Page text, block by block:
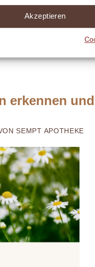
Akzeptieren
erkennen
SEMPT APOTHEKE